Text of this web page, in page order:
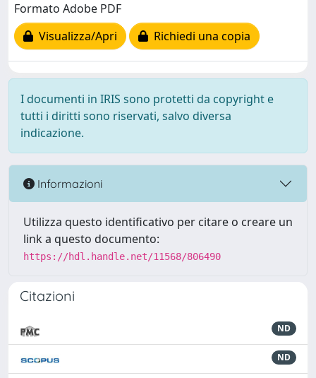
Formato Adobe PDF
Visualizza/Apri
Richiedi una copia
I documenti in IRIS sono protetti da copyright e
tutti i diritti sono riservati, salvo diversa
indicazione.
Informazioni
Utilizza questo identificativo per citare o creare un
link a questo documento:
https://hdl.handle.net/11568/806490
Citazioni
ND
ND